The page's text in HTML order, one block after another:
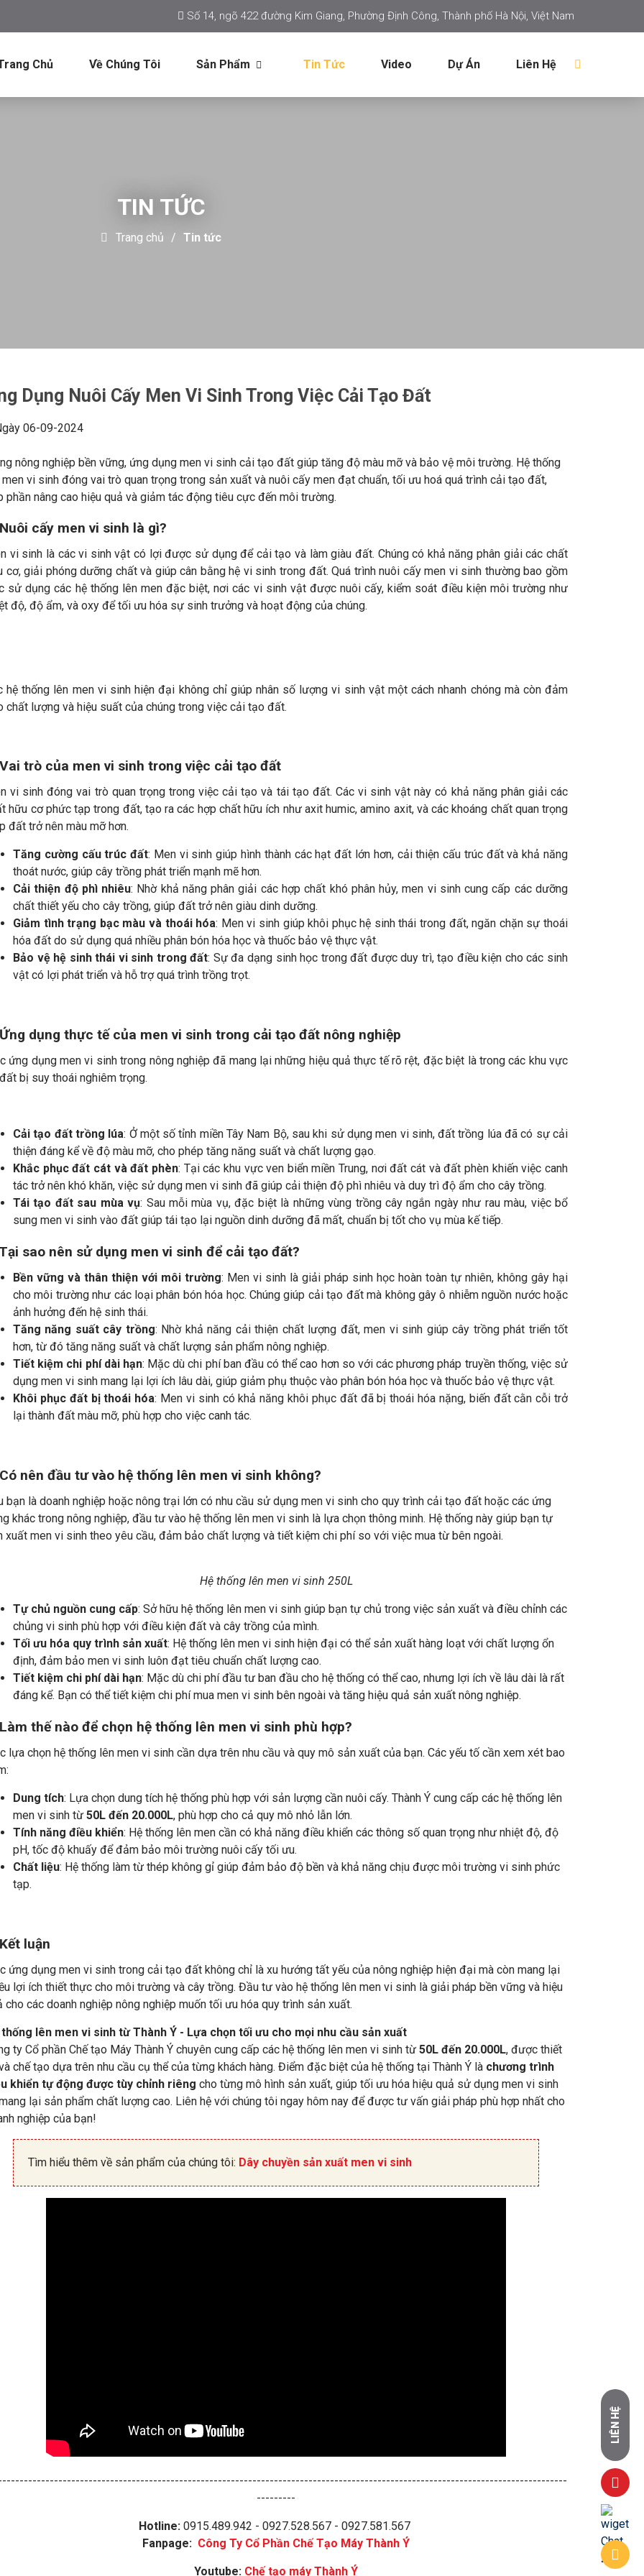
Số 14, ngõ 422 đường Kim Giang, Phường Định Công, Thành phố Hà Nội, Việt Nam
Chủ Về Chúng Tôi Sản Phẩm Tin Tức Video Dự Án Liên Hệ
TIN TỨC
Trang chủ Tin tức
Dụng Nuôi Cấy Men Vi Sinh Trong Việc Cải Tạo Đất
06-09-2024
nông nghiệp bền vững, ứng dụng men vi sinh cải tạo đất giúp tăng độ màu mỡ và bảo vệ môi trường. Hệ thống
men vi sinh đóng vai trò quan trọng trong sản xuất và nuôi cấy men đạt chuẩn, tối ưu hoá quá trình cải tạo đất,
phần nâng cao hiệu quả và giảm tác động tiêu cực đến môi trường.
cấy men vi sinh là gì?
vi sinh là các vi sinh vật có lợi được sử dụng để cải tạo và làm giàu đất. Chúng có khả năng phân giải các chất
cơ, giải phóng dưỡng chất và giúp cân bằng hệ vi sinh trong đất. Quá trình nuôi cấy men vi sinh thường bao gồm
sử dụng các hệ thống lên men đặc biệt, nơi các vi sinh vật được nuôi cấy, kiểm soát điều kiện môi trường như
độ, độ ẩm, và oxy để tối ưu hóa sự sinh trưởng và hoạt động của chúng.
hệ thống lên men vi sinh hiện đại không chỉ giúp nhân số lượng vi sinh vật một cách nhanh chóng mà còn đảm
chất lượng và hiệu suất của chúng trong việc cải tạo đất.
trò của men vi sinh trong việc cải tạo đất
vi sinh đóng vai trò quan trọng trong việc cải tạo và tái tạo đất. Các vi sinh vật này có khả năng phân giải các
hữu cơ phức tạp trong đất, tạo ra các hợp chất hữu ích như axit humic, amino axit, và các khoáng chất quan trọng
đất trở nên màu mỡ hơn.
Tăng cường cấu trúc đất: Men vi sinh giúp hình thành các hạt đất lớn hơn, cải thiện cấu trúc đất và khả năng
thoát nước, giúp cây trồng phát triển mạnh mẽ hơn.
Cải thiện độ phì nhiêu: Nhờ khả năng phân giải các hợp chất khó phân hủy, men vi sinh cung cấp các dưỡng
chất thiết yếu cho cây trồng, giúp đất trở nên giàu dinh dưỡng.
Giảm tình trạng bạc màu và thoái hóa: Men vi sinh giúp khôi phục hệ sinh thái trong đất, ngăn chặn sự thoái
hóa đất do sử dụng quá nhiều phân bón hóa học và thuốc bảo vệ thực vật.
Bảo vệ hệ sinh thái vi sinh trong đất: Sự đa dạng sinh học trong đất được duy trì, tạo điều kiện cho các sinh
vật có lợi phát triển và hỗ trợ quá trình trồng trọt.
dụng thực tế của men vi sinh trong cải tạo đất nông nghiệp
ứng dụng men vi sinh trong nông nghiệp đã mang lại những hiệu quả thực tế rõ rệt, đặc biệt là trong các khu vực
bị suy thoái nghiêm trọng.
Cải tạo đất trồng lúa: Ở một số tỉnh miền Tây Nam Bộ, sau khi sử dụng men vi sinh, đất trồng lúa đã có sự cải
thiện đáng kể về độ màu mỡ, cho phép tăng năng suất và chất lượng gạo.
Khắc phục đất cát và đất phèn: Tại các khu vực ven biển miền Trung, nơi đất cát và đất phèn khiến việc canh
tác trở nên khó khăn, việc sử dụng men vi sinh đã giúp cải thiện độ phì nhiêu và duy trì độ ẩm cho cây trồng.
Tái tạo đất sau mùa vụ: Sau mỗi mùa vụ, đặc biệt là những vùng trồng cây ngắn ngày như rau màu, việc bổ
sung men vi sinh vào đất giúp tái tạo lại nguồn dinh dưỡng đã mất, chuẩn bị tốt cho vụ mùa kế tiếp.
sao nên sử dụng men vi sinh để cải tạo đất?
Bền vững và thân thiện với môi trường: Men vi sinh là giải pháp sinh học hoàn toàn tự nhiên, không gây hại
cho môi trường như các loại phân bón hóa học. Chúng giúp cải tạo đất mà không gây ô nhiễm nguồn nước hoặc
ảnh hưởng đến hệ sinh thái.
Tăng năng suất cây trồng: Nhờ khả năng cải thiện chất lượng đất, men vi sinh giúp cây trồng phát triển tốt
hơn, từ đó tăng năng suất và chất lượng sản phẩm nông nghiệp.
Tiết kiệm chi phí dài hạn: Mặc dù chi phí ban đầu có thể cao hơn so với các phương pháp truyền thống, việc sử
dụng men vi sinh mang lại lợi ích lâu dài, giúp giảm phụ thuộc vào phân bón hóa học và thuốc bảo vệ thực vật.
Khôi phục đất bị thoái hóa: Men vi sinh có khả năng khôi phục đất đã bị thoái hóa nặng, biến đất cằn cỗi trở
lại thành đất màu mỡ, phù hợp cho việc canh tác.
nên đầu tư vào hệ thống lên men vi sinh không?
bạn là doanh nghiệp hoặc nông trại lớn có nhu cầu sử dụng men vi sinh cho quy trình cải tạo đất hoặc các ứng
khác trong nông nghiệp, đầu tư vào hệ thống lên men vi sinh là lựa chọn thông minh. Hệ thống này giúp bạn tự
xuất men vi sinh theo yêu cầu, đảm bảo chất lượng và tiết kiệm chi phí so với việc mua từ bên ngoài.
Hệ thống lên men vi sinh 250L
Tự chủ nguồn cung cấp: Sở hữu hệ thống lên men vi sinh giúp bạn tự chủ trong việc sản xuất và điều chỉnh các
chủng vi sinh phù hợp với điều kiện đất và cây trồng của mình.
Tối ưu hóa quy trình sản xuất: Hệ thống lên men vi sinh hiện đại có thể sản xuất hàng loạt với chất lượng ổn
định, đảm bảo men vi sinh luôn đạt tiêu chuẩn chất lượng cao.
Tiết kiệm chi phí dài hạn: Mặc dù chi phí đầu tư ban đầu cho hệ thống có thể cao, nhưng lợi ích về lâu dài là rất
đáng kể. Bạn có thể tiết kiệm chi phí mua men vi sinh bên ngoài và tăng hiệu quả sản xuất nông nghiệp.
thế nào để chọn hệ thống lên men vi sinh phù hợp?
lựa chọn hệ thống lên men vi sinh cần dựa trên nhu cầu và quy mô sản xuất của bạn. Các yếu tố cần xem xét bao
Dung tích: Lựa chọn dung tích hệ thống phù hợp với sản lượng cần nuôi cấy. Thành Ý cung cấp các hệ thống lên
men vi sinh từ 50L đến 20.000L, phù hợp cho cả quy mô nhỏ lẫn lớn.
Tính năng điều khiển: Hệ thống lên men cần có khả năng điều khiển các thông số quan trọng như nhiệt độ, độ
pH, tốc độ khuấy để đảm bảo môi trường nuôi cấy tối ưu.
Chất liệu: Hệ thống làm từ thép không gỉ giúp đảm bảo độ bền và khả năng chịu được môi trường vi sinh phức
tạp.
luận
ứng dụng men vi sinh trong cải tạo đất không chỉ là xu hướng tất yếu của nông nghiệp hiện đại mà còn mang lại
lợi ích thiết thực cho môi trường và cây trồng. Đầu tư vào hệ thống lên men vi sinh là giải pháp bền vững và hiệu
cho các doanh nghiệp nông nghiệp muốn tối ưu hóa quy trình sản xuất.
thống lên men vi sinh từ Thành Ý - Lựa chọn tối ưu cho mọi nhu cầu sản xuất
ty Cổ phần Chế tạo Máy Thành Ý chuyên cung cấp các hệ thống lên men vi sinh từ 50L đến 20.000L, được thiết
chế tạo dựa trên nhu cầu cụ thể của từng khách hàng. Điểm đặc biệt của hệ thống tại Thành Ý là chương trình
khiển tự động được tùy chỉnh riêng cho từng mô hình sản xuất, giúp tối ưu hóa hiệu quả sử dụng men vi sinh
lại sản phẩm chất lượng cao. Liên hệ với chúng tôi ngay hôm nay để được tư vấn giải pháp phù hợp nhất cho
nghiệp của bạn!
Tìm hiểu thêm về sản phẩm của chúng tôi: Dây chuyền sản xuất men vi sinh
---------
Hotline: 0915.489.942 - 0927.528.567 - 0927.581.567
Fanpage: Công Ty Cổ Phần Chế Tạo Máy Thành Ý
Youtube: Chế tạo máy Thành Ý
LIÊN HỆ